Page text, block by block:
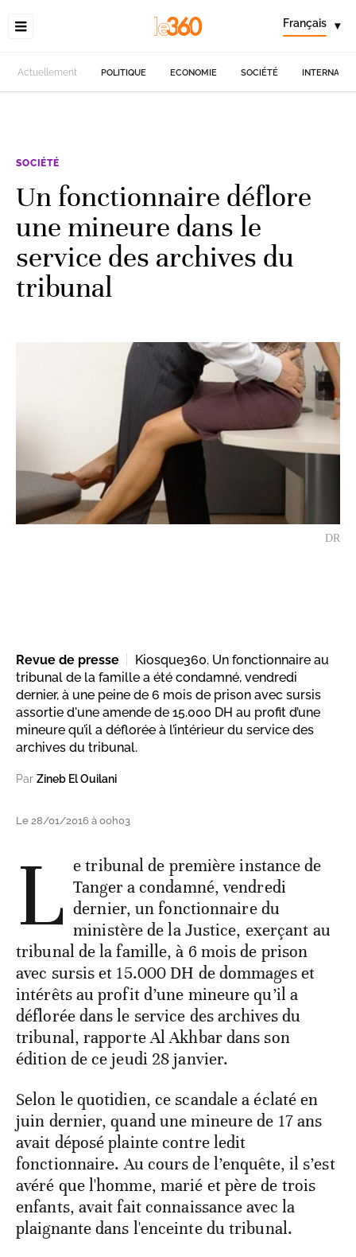
Français ▾
Actuellement POLITIQUE ECONOMIE SOCIÉTÉ
SOCIÉTÉ
Un fonctionnaire déflore
une mineure dans le
service des archives du
tribunal
DR
Revue de presse
Kiosque360. Un fonctionnaire au
tribunal de la famille a été condamné, vendredi
dernier, à une peine de 6 mois de prison avec sursis
assortie d'une amende de 15.000 DH au profit d’une
mineure qu’il a déflorée à l’intérieur du service des
archives du tribunal.
Par Zineb El Ouilani
Le 28/01/2016 à 00h03
L e tribunal de première instance de
Tanger a condamné, vendredi
dernier, un fonctionnaire du
ministère de la Justice, exerçant au
tribunal de la famille, à 6 mois de prison
avec sursis et 15.000 DH de dommages et
intérêts au profit d’une mineure qu’il a
déflorée dans le service des archives du
tribunal, rapporte Al Akhbar dans son
édition de ce jeudi 28 janvier.
Selon le quotidien, ce scandale a éclaté en
juin dernier, quand une mineure de 17 ans
avait déposé plainte contre ledit
fonctionnaire. Au cours de l’enquête, il s’est
avéré que l'homme, marié et père de trois
enfants, avait fait connaissance avec la
plaignante dans l'enceinte du tribunal.